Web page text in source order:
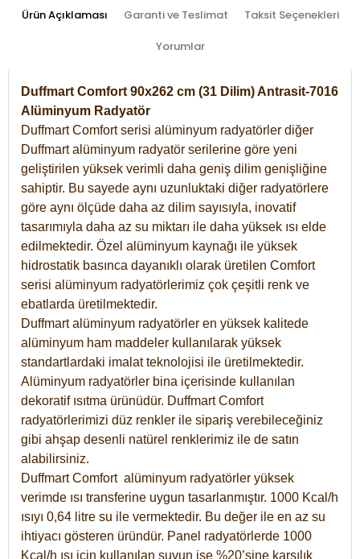
Ürün Açıklaması Garanti ve Teslimat Taksit Seçenekleri
Yorumlar
Duffmart Comfort 90x262 cm (31 Dilim) Antrasit-7016
Alüminyum Radyatör
Duffmart Comfort serisi alüminyum radyatörler diğer
Duffmart alüminyum radyatör serilerine göre yeni
geliştirilen yüksek verimli daha geniş dilim genişliğine
sahiptir. Bu sayede aynı uzunluktaki diğer radyatörlere
göre aynı ölçüde daha az dilim sayısıyla, inovatif
tasarımıyla daha az su miktarı ile daha yüksek ısı elde
edilmektedir. Özel alüminyum kaynağı ile yüksek
hidrostatik basınca dayanıklı olarak üretilen Comfort
serisi alüminyum radyatörlerimiz çok çeşitli renk ve
ebatlarda üretilmektedir.
Duffmart alüminyum radyatörler en yüksek kalitede
alüminyum ham maddeler kullanılarak yüksek
standartlardaki imalat teknolojisi ile üretilmektedir.
Alüminyum radyatörler bina içerisinde kullanılan
dekoratif ısıtma ürünüdür. Duffmart Comfort
radyatörlerimizi düz renkler ile sipariş verebileceğiniz
gibi ahşap desenli natürel renklerimiz ile de satın
alabilirsiniz.
Duffmart Comfort alüminyum radyatörler yüksek
verimde ısı transferine uygun tasarlanmıştır. 1000 Kcal/h
ısıyı 0,64 litre su ile vermektedir. Bu değer ile en az su
ihtiyacı gösteren üründür. Panel radyatörlerde 1000
Kcal/h ısı için kullanılan suyun ise %20’sine karşılık